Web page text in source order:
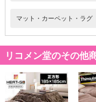
・ホットカーペット仕様
・原材料/材質/素材：ポリ
ム 裏側：不織布
・商品サイズ：
寸法：130x190cm
マット・カーペット・ラグ
リコメン堂のその他